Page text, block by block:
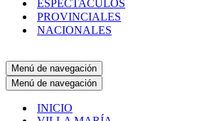
ESPECTACULOS
PROVINCIALES
NACIONALES
Menú de navegación
Menú de navegación
INICIO